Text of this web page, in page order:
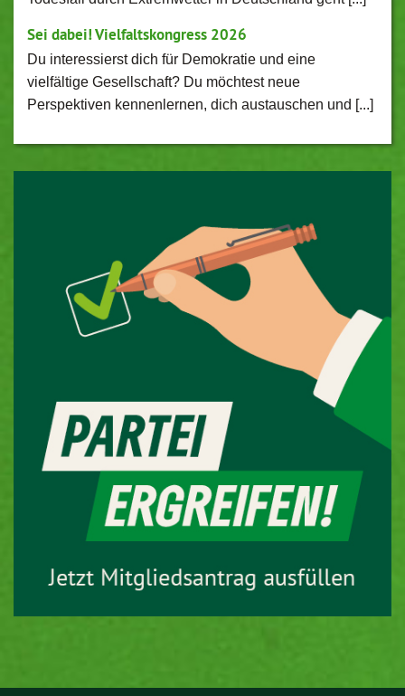
Sei dabei! Vielfaltskongress 2026
Du interessierst dich für Demokratie und eine
vielfältige Gesellschaft? Du möchtest neue
Perspektiven kennenlernen, dich austauschen und [...]